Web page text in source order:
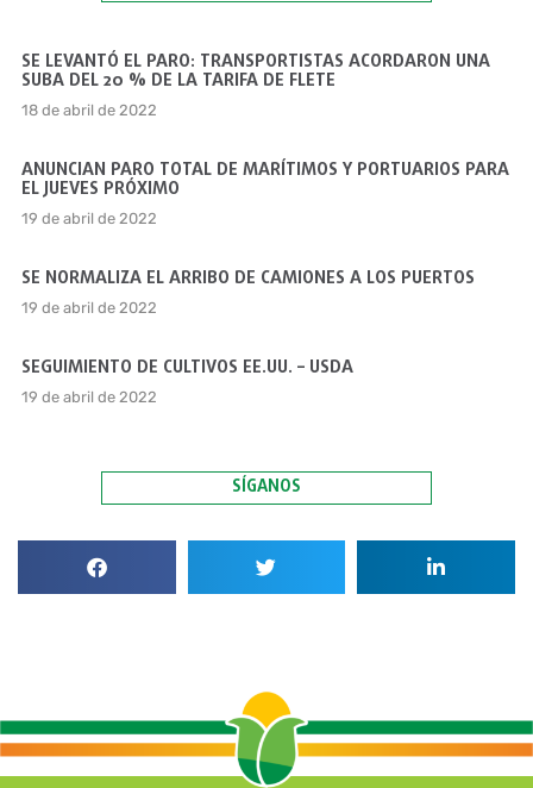
SE LEVANTÓ EL PARO: TRANSPORTISTAS ACORDARON UNA
SUBA DEL 20 % DE LA TARIFA DE FLETE
18 de abril de 2022
ANUNCIAN PARO TOTAL DE MARÍTIMOS Y PORTUARIOS PARA
EL JUEVES PRÓXIMO
19 de abril de 2022
SE NORMALIZA EL ARRIBO DE CAMIONES A LOS PUERTOS
19 de abril de 2022
SEGUIMIENTO DE CULTIVOS EE.UU. – USDA
19 de abril de 2022
SÍGANOS